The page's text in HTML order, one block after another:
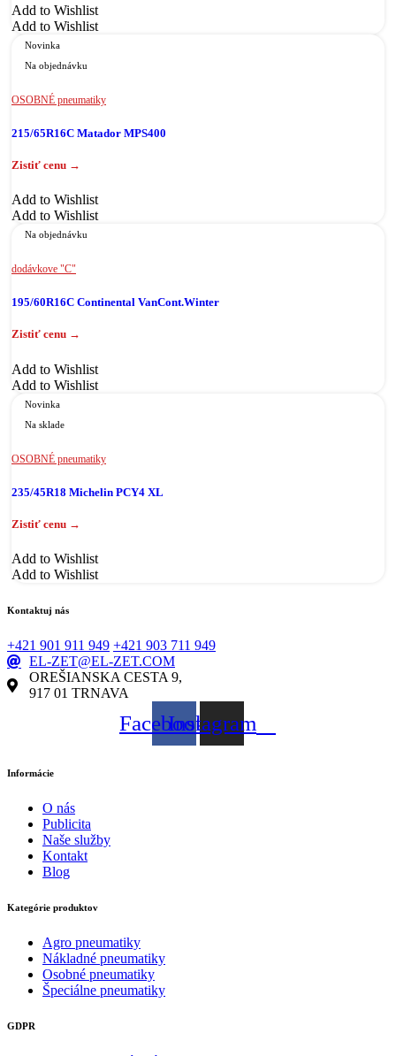
Add to Wishlist
Add to Wishlist
Novinka
Na objednávku
OSOBNÉ pneumatiky
215/65R16C Matador MPS400
Add to Wishlist
Add to Wishlist
Na objednávku
dodávkove "C"
195/60R16C Continental VanCont.Winter
Add to Wishlist
Add to Wishlist
Novinka
Na sklade
OSOBNÉ pneumatiky
235/45R18 Michelin PCY4 XL
Add to Wishlist
Add to Wishlist
Kontaktuj nás
+421 901 911 949 +421 903 711 949
EL-ZET@EL-ZET.COM
OREŠIANSKA CESTA 9,
917 01 TRNAVA
FacebookInstagram
Informácie
O nás
Publicita
Naše služby
Kontakt
Blog
Kategórie produktov
Agro pneumatiky
Nákladné pneumatiky
Osobné pneumatiky
Špeciálne pneumatiky
GDPR